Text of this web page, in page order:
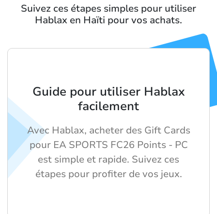
Suivez ces étapes simples pour utiliser
Hablax en Haïti pour vos achats.
Guide pour utiliser Hablax
facilement
Avec Hablax, acheter des Gift Cards
pour EA SPORTS FC26 Points - PC
est simple et rapide. Suivez ces
étapes pour profiter de vos jeux.